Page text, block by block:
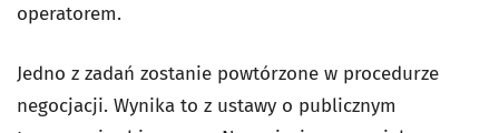
operatorem.
Jedno z zadań zostanie powtórzone w procedurze
negocjacji. Wynika to z ustawy o publicznym